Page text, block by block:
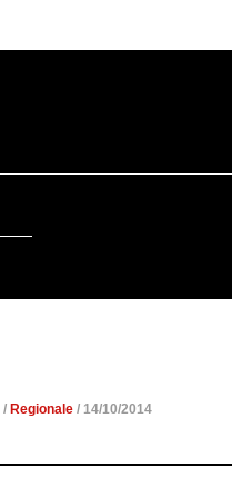
/ Regionale / 14/10/2014